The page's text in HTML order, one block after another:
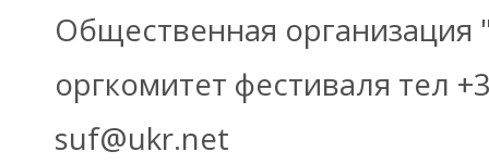
Общественная
оргкомитет фестиваля тел
suf@ukr.net